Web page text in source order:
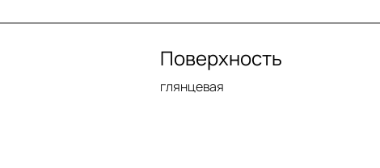
Поверхность
глянцевая